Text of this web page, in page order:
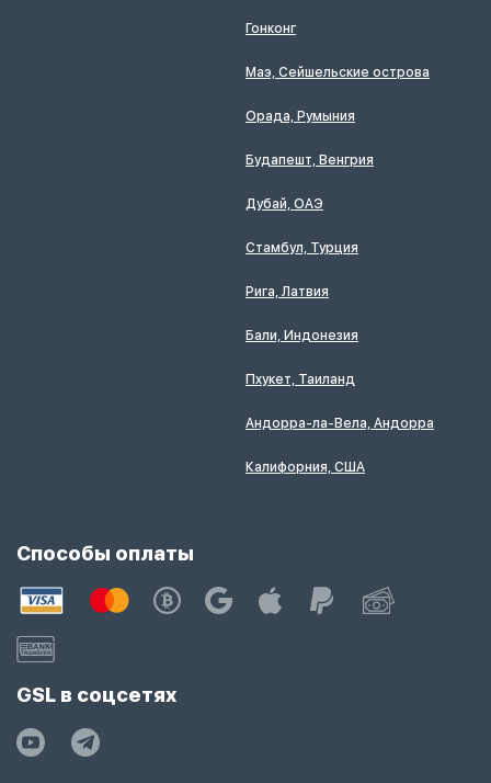
Гонконг
Маэ, Сейшельские острова
Орада, Румыния
Будапешт, Венгрия
Дубай, ОАЭ
Стамбул, Турция
Рига, Латвия
Бали, Индонезия
Пхукет, Таиланд
Андорра-ла-Вела, Андорра
Калифорния, США
Способы оплаты
GSL в соцсетях